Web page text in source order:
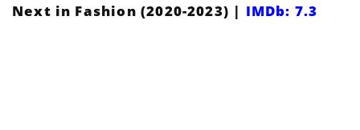
Next in Fashion (2020-2023) | IMDb: 7.3